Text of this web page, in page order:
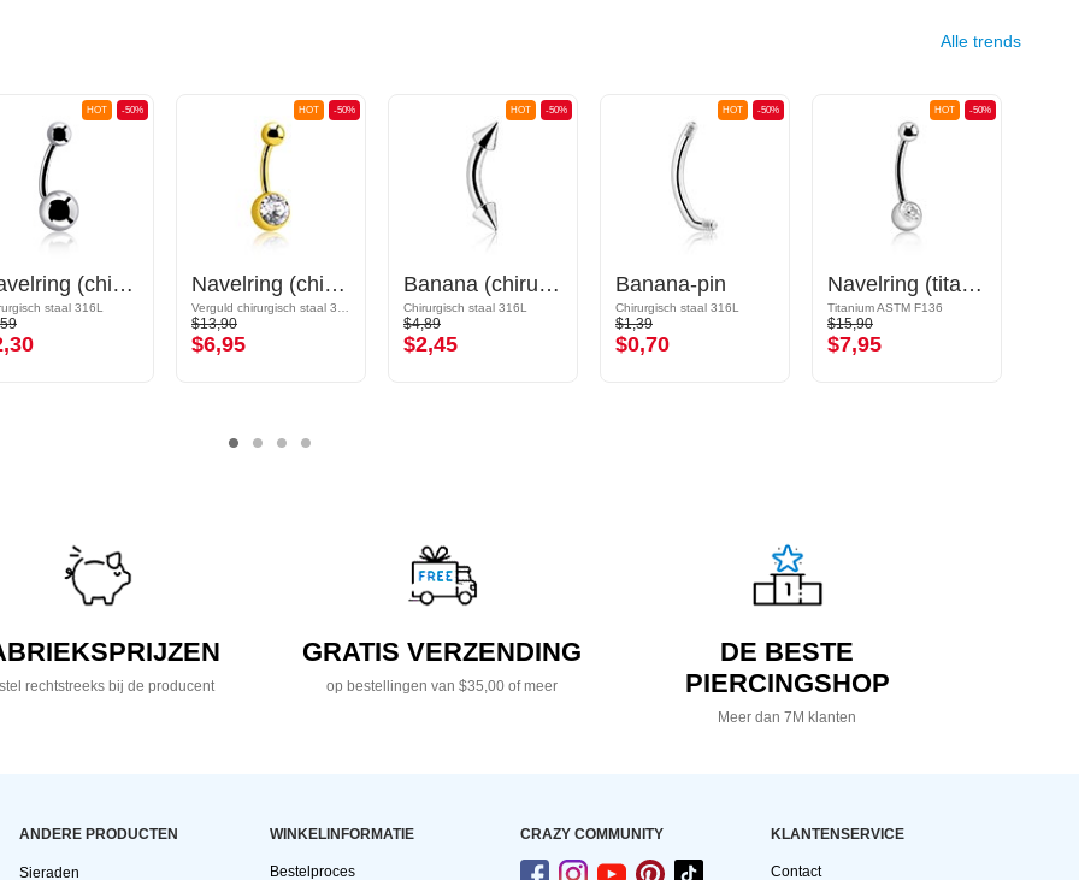
Alle trends
-50%
HOT
Navelring (chirurgisch staal, zilver, glanzende afwerking) met balletjes
staal 316L
-50%
HOT
Navelring (chirurgisch staal, goud, glanzende afwerking) met kristalsteentjes
$13,90
$6,95
-50%
HOT
Banana (chirurgisch staal, zilver, glanzende afwerking) met cones
Chirurgisch staal 316L
$4,89
$2,45
-50%
HOT
Banana-pin
Chirurgisch staal 316L
$1,39
$0,70
-50%
HOT
Navelring (titanium, zilver, glanzende afwerking) met kristalsteentje
Titanium ASTM F136
$15,90
$7,95
rechtstreeks bij de producent
GRATIS VERZENDING
op bestellingen van $35,00 of meer
DE BESTE
PIERCINGSHOP
Meer dan 7M klanten
ANDERE PRODUCTEN
Sieraden
WINKELINFORMATIE
Bestelproces
CRAZY COMMUNITY KLANTENSERVICE
Contact